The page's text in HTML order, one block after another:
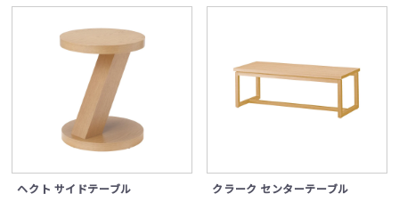
ヘクト サイドテーブル
クラーク センターテーブル